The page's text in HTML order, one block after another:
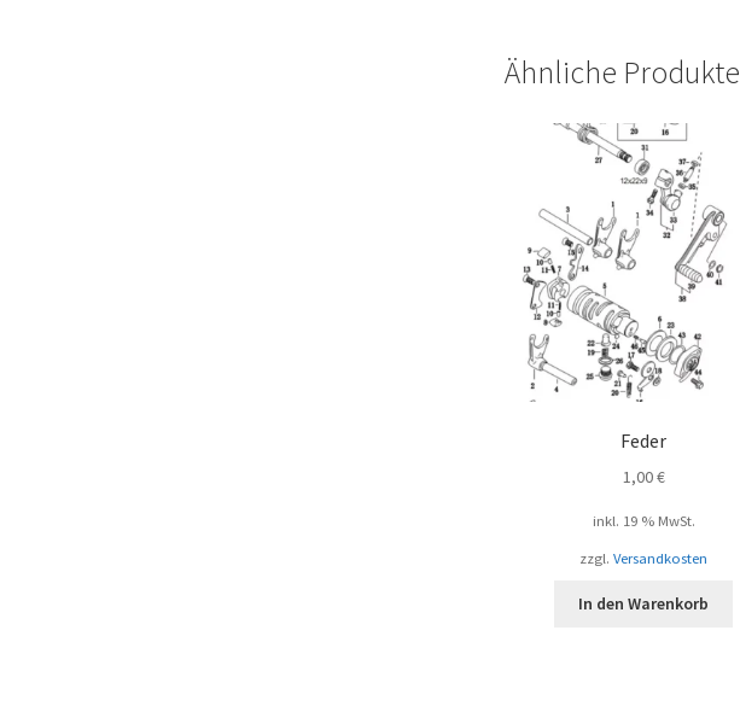
Ähnliche Produkte
Feder
1,00€
inkl. 19 % MwSt.
zzgl.Versandkosten
In den Warenkorb